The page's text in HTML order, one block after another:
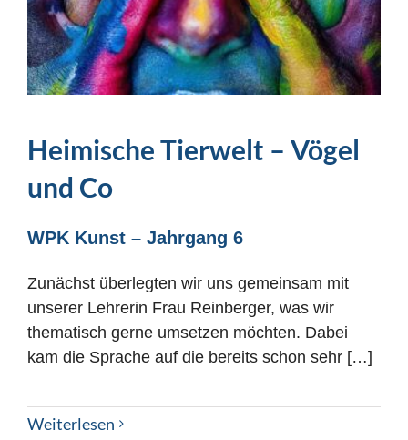
Heimische Tierwelt – Vögel
und Co
WPK Kunst – Jahrgang 6
Zunächst überlegten wir uns gemeinsam mit
unserer Lehrerin Frau Reinberger, was wir
thematisch gerne umsetzen möchten. Dabei
kam die Sprache auf die bereits schon sehr […]
Weiterlesen